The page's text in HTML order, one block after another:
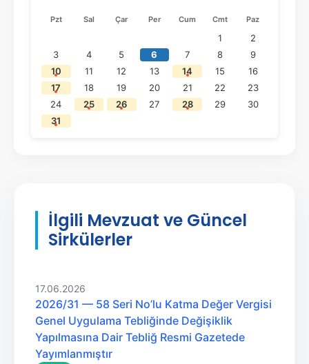
Pzt Sal Çar Per Cum Cmt Paz
1
2
3
4 5 6 7 8
9
10
11 12 13 14 15
16
17
18 19 20 21 22
23
24
25 26 27 28 29
30
31
İlgili Mevzuat ve Güncel
Sirkülerler
17.06.2026
2026/31 — 58 Seri No’lu Katma Değer Vergisi
Genel Uygulama Tebliğinde Değişiklik
Yapılmasına Dair Tebliğ Resmi Gazetede
Yayımlanmıştır